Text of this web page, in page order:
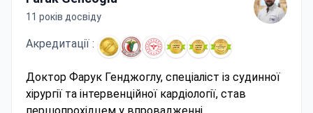
11 років досвіду
Акредитації :
Доктор Фарук Генджоглу, спеціаліст із судинної
хірургії та інтервенційної кардіології, став